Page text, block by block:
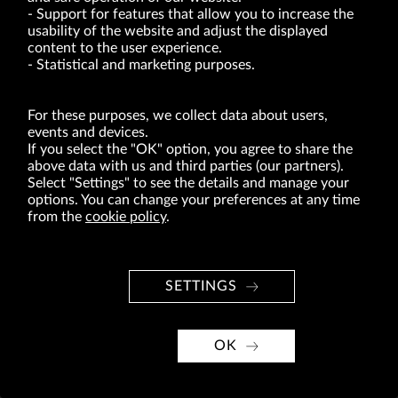
VI. POSTANOWIENIA KOŃCOWE
§ 37.
1. Spółka zamieszcza prawem wymagane ogłoszenia w Monitorze
Sądowym i Gospodarczym lub Monitorze Polskim B.
2. Każde ogłoszenie Spółki powinno być ponadto wywieszone
Podstawa prawna:
art. 56 ust. 1 pkt 2 ustawy o ofercie publicznej i warunkach
wprowadzania instrumentów finansowych do zorganizowanego
systemu obrotu oraz o spółkach publicznych, oraz
§ 5 ust. 1 pkt 9, 14 oraz § 39 ust. 1 pkt 2 rozporządzenia z dnia
19.10.2005 r. w sprawie informacji bieżących i okresowych
Support for features that allow you to increase the
usability of the website and adjust the displayed
content to the user experience.
Statistical and marketing purposes.
For these purposes, we collect data about users,
events and devices.
If you select the "OK" option, you agree to share the
above data with us and third parties (our partners).
Select "Settings" to see the details and manage your
options. You can change your preferences at any time
from the cookie policy.
SETTINGS
OK